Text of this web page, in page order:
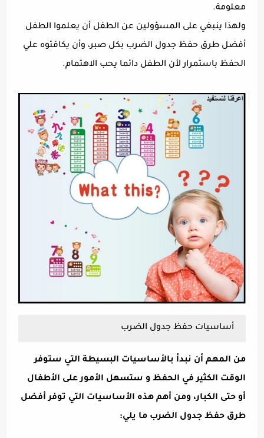
معلومة.
ولهذا ينبغي على المسؤولين عن الطفل أن يعلموا الطفل
أفضل طرق حفظ جدول الضرب بكل صبر، وأن يكافئوه علي
الحفظ باستمرار لأن الطفل دائما يحب الاهتمام.
أساسيات حفظ جدول الضرب
من المهم أن نبدأ بالأساسيات البسيطة التي ستوفر
الوقت الكثير في الحفظ و ستسهل الأمور على الأطفال
أو حتى الكبار، ومن أهم هذه الأساسيات التي توفر أفضل
طرق حفظ جدول الضرب ما يلي: